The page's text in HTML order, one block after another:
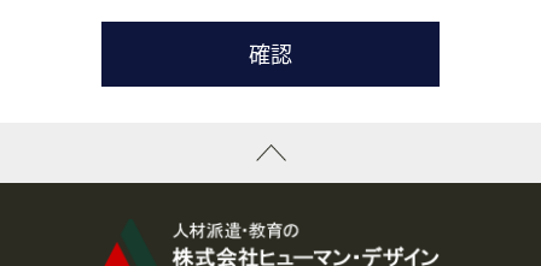
たします。
( 3 ) スタッフ派遣を検討されている企業の皆様
お問い合わせの内容に回答するために利用いたします。
なお、ご連絡手段は、電話・Ｅメールのいずれかの方法とい
資料送付、受講相談に関するご連絡のために利用いたしま
その他、お問い合わせの内容に回答するために利用いたし